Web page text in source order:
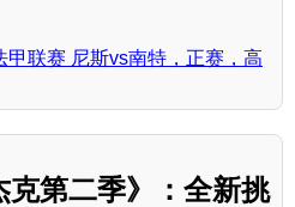
联赛 尼斯vs南特，正赛，高
克第二季》：全新挑